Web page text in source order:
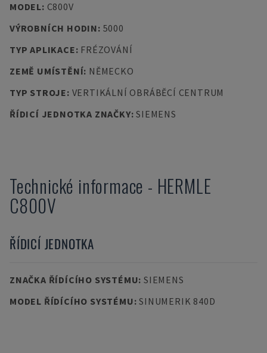
MODEL: C800V
VÝROBNÍCH HODIN: 5000
TYP APLIKACE: FRÉZOVÁNÍ
ZEMĚ UMÍSTĚNÍ: NĚMECKO
TYP STROJE: VERTIKÁLNÍ OBRÁBĚCÍ CENTRUM
ŘÍDICÍ JEDNOTKA ZNAČKY:SIEMENS
Technické informace - HERMLE
C800V
ŘÍDICÍ JEDNOTKA
ZNAČKA ŘÍDÍCÍHO SYSTÉMU: SIEMENS
MODEL ŘÍDÍCÍHO SYSTÉMU:SINUMERIK 840D